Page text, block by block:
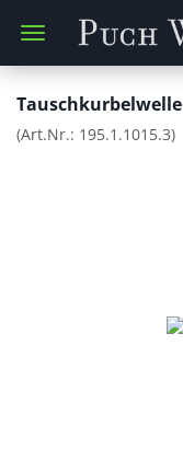
Tauschkurbelwelle
(Art.Nr.: 195.1.1015.3)